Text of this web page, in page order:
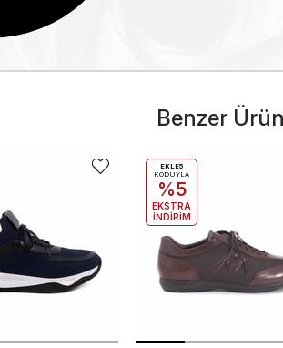
Benzer
EKLE5
KODUYLA
%5
EKSTRA
İNDİRİM